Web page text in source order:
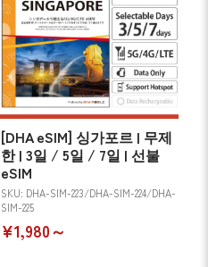
[DHA eSIM] 싱가포르 | 무제
한 | 3일 / 5일 / 7일 | 선불
eSIM
SKU: DHA-SIM-223/DHA-SIM-224/DHA-
SIM-225
¥1,980～